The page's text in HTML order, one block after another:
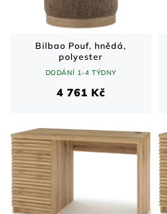
Bilbao Pouf, hnědá,
polyester
DODÁNÍ 1-4 TÝDNY
4 761 Kč